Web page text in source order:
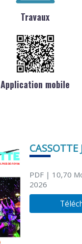
Travaux
Application mobile
PDF| 10,70
2026